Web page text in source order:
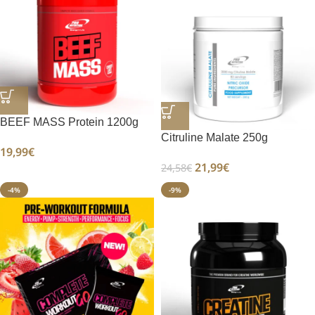
BEEF MASS Protein 1200g
19,99€
Citruline Malate 250g
24,58€ 21,99€
-4% -9%